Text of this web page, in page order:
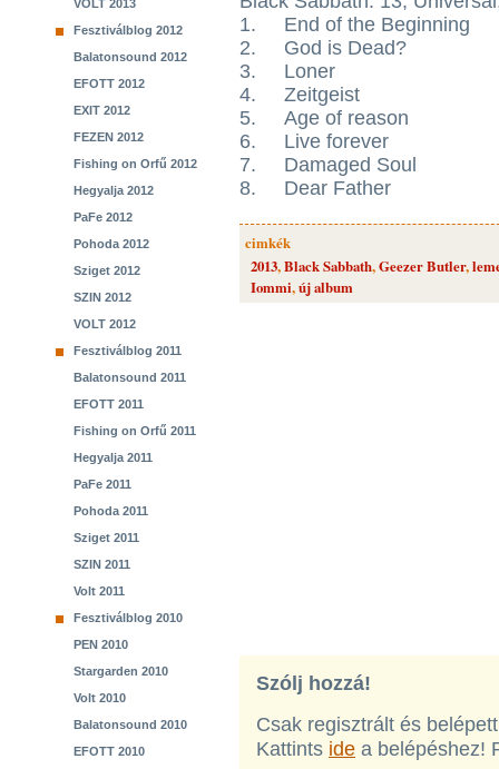
VOLT 2013
Fesztiválblog 2012
Balatonsound 2012
EFOTT 2012
EXIT 2012
FEZEN 2012
Fishing on Orfű 2012
Hegyalja 2012
PaFe 2012
Pohoda 2012
Sziget 2012
SZIN 2012
VOLT 2012
Fesztiválblog 2011
Balatonsound 2011
EFOTT 2011
Fishing on Orfű 2011
Hegyalja 2011
PaFe 2011
Pohoda 2011
Sziget 2011
SZIN 2011
Volt 2011
Fesztiválblog 2010
PEN 2010
Stargarden 2010
Volt 2010
Balatonsound 2010
EFOTT 2010
1.
End of the Beginning
2.
God is Dead?
3.
Loner
4.
Zeitgeist
5.
Age of reason
6.
Live forever
7.
Damaged Soul
8.
Dear Father
cimkék
2013,Black Sabbath,Geezer Butler,
Iommi,új album
Szólj hozzá!
Csak regisztrált és
Kattints ide a belépéshez!